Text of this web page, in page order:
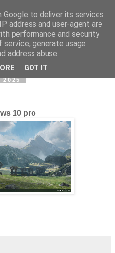
2025
10 pro
Google to deliver its services
address and user-agent are
performance and security
generate usage
address abuse.
GOT IT